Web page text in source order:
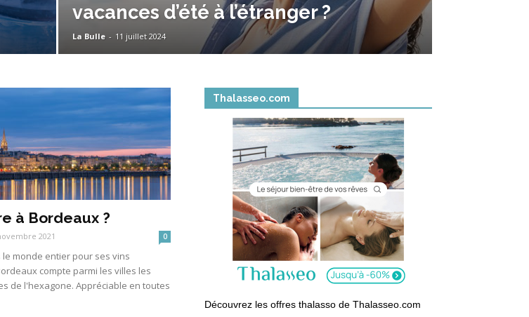
vacances d’été à l’étranger ?
La Bulle - 11 juillet 2024
à Bordeaux ?
2021 0
le monde entier pour ses vins
compte parmi les villes les
de l'hexagone. Appréciable en toutes
Thalasseo.com
Découvrez les offres thalasso de Thalasseo.com